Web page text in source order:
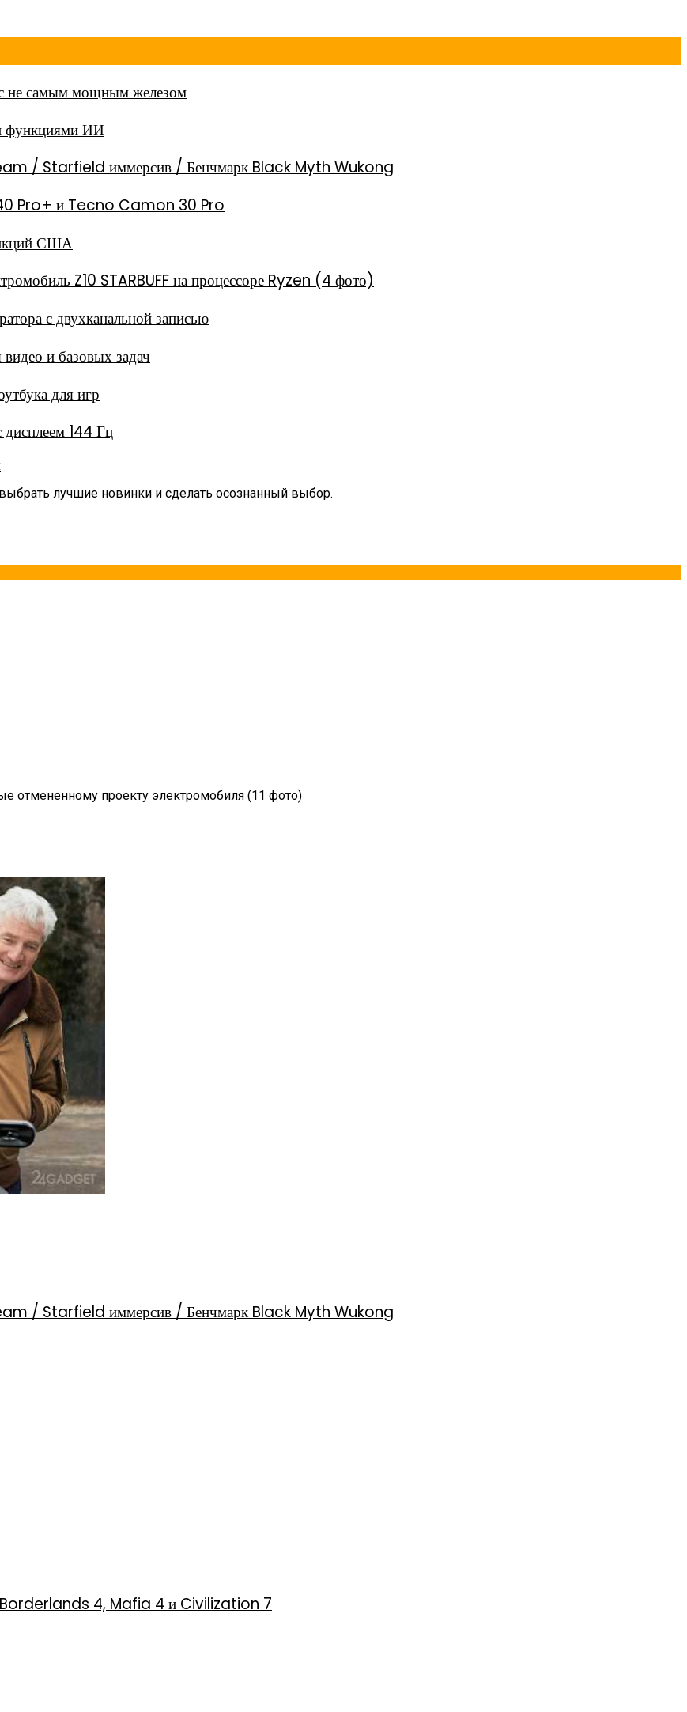
не самым мощным железом
функциями ИИ
/ Starfield иммерсив / Бенчмарк Black Myth Wukong
40 Pro+ и Tecno Camon 30 Pro
США
Z10 STARBUFF на процессоре Ryzen (4 фото)
с двухканальной записью
и базовых задач
для игр
144 Гц
лучшие новинки и сделать осознанный выбор.
отмененному проекту электромобиля (11 фото)
/ Starfield иммерсив / Бенчмарк Black Myth Wukong
/ Borderlands 4, Mafia 4 и Civilization 7